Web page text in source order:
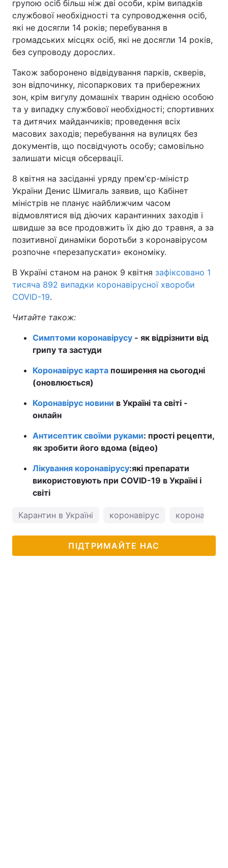
групою осіб більш ніж дві особи, крім випадків
службової необхідності та супроводження осіб,
які не досягли 14 років; перебування в
громадських місцях осіб, які не досягли 14 років,
без супроводу дорослих.
Також заборонено відвідування парків, скверів,
зон відпочинку, лісопаркових та прибережних
зон, крім вигулу домашніх тварин однією особою
та у випадку службової необхідності; спортивних
та дитячих майданчиків; проведення всіх
масових заходів; перебування на вулицях без
документів, що посвідчують особу; самовільно
залишати місця обсервації.
8 квітня на засіданні уряду прем'єр-міністр
України Денис Шмигаль заявив, що Кабінет
міністрів не планує найближчим часом
відмовлятися від діючих карантинних заходів і
швидше за все продовжить їх дію до травня, а за
позитивної динаміки боротьби з коронавірусом
розпочне «перезапускати» економіку.
В Україні станом на ранок 9 квітня зафіксовано 1
тисяча 892 випадки коронавірусної хвороби
COVID-19.
Читайте також:
Симптоми коронавірусу - як відрізнити від
грипу та застуди
Коронавірус карта поширення на сьогодні
(оновлюється)
Коронавірус новини в Україні та світі -
онлайн
Антисептик своїми руками: прості рецепти,
як зробити його вдома (відео)
Лікування коронавірусу:які препарати
використовують при COVID-19 в Україні і
світі
Карантин в Україні коронавірус коронавірус
ПІДТРИМАЙТЕ НАС